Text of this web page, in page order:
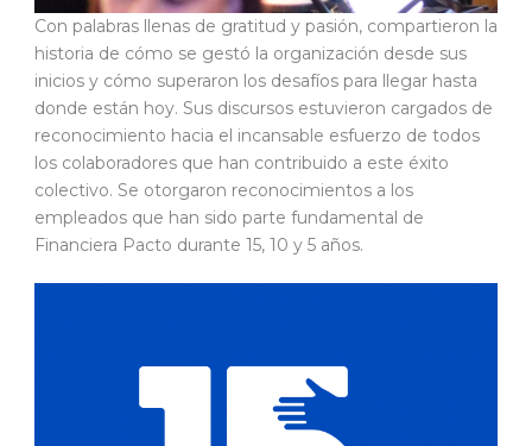
Con palabras llenas de gratitud y pasión, compartieron la
historia de cómo se gestó la organización desde sus
inicios y cómo superaron los desafíos para llegar hasta
donde están hoy. Sus discursos estuvieron cargados de
reconocimiento hacia el incansable esfuerzo de todos
los colaboradores que han contribuido a este éxito
colectivo. Se otorgaron reconocimientos a los
empleados que han sido parte fundamental de
Financiera Pacto durante 15, 10 y 5 años.